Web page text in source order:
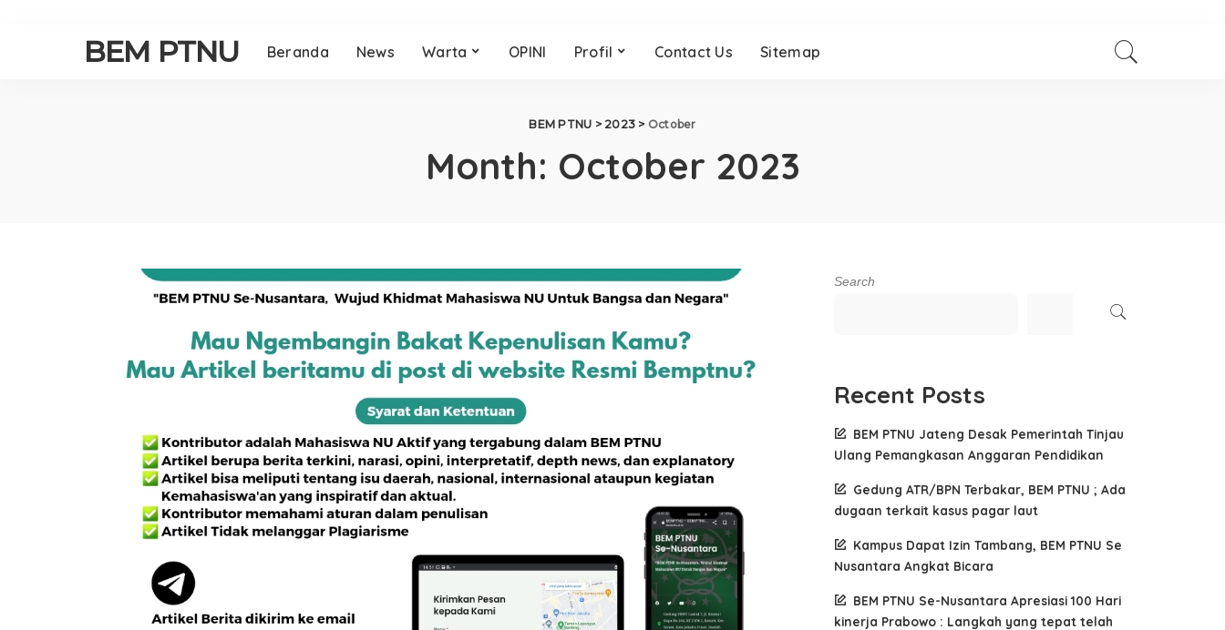
BEM PTNU Beranda News Warta OPINI Profil Contact Us Sitemap
BEM PTNU > 2023 > October
Month: October 2023
Search
Recent Posts
BEM PTNU Jateng Desak Pemerintah Tinjau
Ulang Pemangkasan Anggaran Pendidikan
Gedung ATR/BPN Terbakar, BEM PTNU ; Ada
dugaan terkait kasus pagar laut
Kampus Dapat Izin Tambang, BEM PTNU Se
Nusantara Angkat Bicara
BEM PTNU Se-Nusantara Apresiasi 100 Hari
kinerja Prabowo : Langkah yang tepat telah